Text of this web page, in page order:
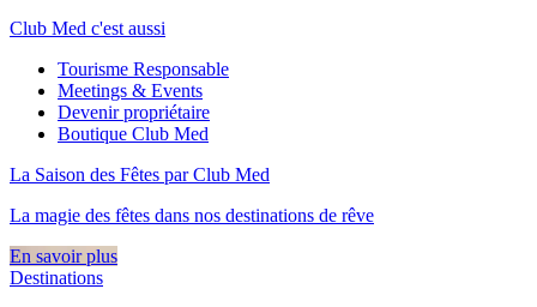
Club Med c'est aussi
Tourisme Responsable
Meetings & Events
Devenir propriétaire
Boutique Club Med
La Saison des Fêtes par Club Med
La magie des fêtes dans nos destinations de rêve​
En savoir plus
Destinations